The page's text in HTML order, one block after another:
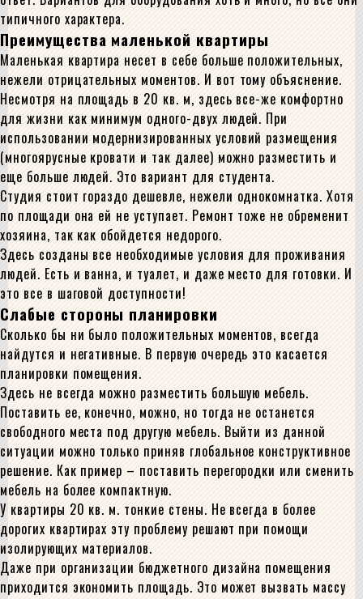
типичного характера.
Преимущества маленькой квартиры
Маленькая квартира несет в себе больше положительных,
нежели отрицательных моментов. И вот тому объяснение.
Несмотря на площадь в 20 кв. м, здесь все-же комфортно
для жизни как минимум одного-двух людей. При
использовании модернизированных условий размещения
(многоярусные кровати и так далее) можно разместить и
еще больше людей. Это вариант для студента.
Студия стоит гораздо дешевле, нежели однокомнатка. Хотя
по площади она ей не уступает. Ремонт тоже не обременит
хозяина, так как обойдется недорого.
Здесь созданы все необходимые условия для проживания
людей. Есть и ванна, и туалет, и даже место для готовки. И
это все в шаговой доступности!
Слабые стороны планировки
Сколько бы ни было положительных моментов, всегда
найдутся и негативные. В первую очередь это касается
планировки помещения.
Здесь не всегда можно разместить большую мебель.
Поставить ее, конечно, можно, но тогда не останется
свободного места под другую мебель. Выйти из данной
ситуации можно только приняв глобальное конструктивное
решение. Как пример – поставить перегородки или сменить
мебель на более компактную.
У квартиры 20 кв. м. тонкие стены. Не всегда в более
дорогих квартирах эту проблему решают при помощи
изолирующих материалов.
Даже при организации бюджетного дизайна помещения
приходится экономить площадь. Это может вызвать массу